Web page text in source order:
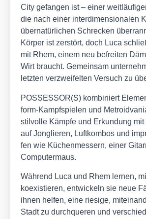
City gefan­gen ist – einer
die nach einer inter­di­men­sio­na­len
über­na­tür­li­chen Schre­cken
Kör­per ist zer­stört, doch Luca
mit Rhem, einem neu befrei­ten
Wirt braucht. Gemein­sam
letz­ten ver­zwei­fel­ten Ver­such zu
POSSESSOR(S) kom­bi­niert
form-Kampf­spie­len und
stil­vol­le Kämp­fe und Erkun­dung
auf Jon­glie­ren, Luft­kom­bos und
fen wie Küchen­mes­sern, einer
Com­pu­ter­maus.
Wäh­rend Luca und Rhem ler­nen,
koexis­tie­ren, ent­wi­ckeln sie neue
ihnen hel­fen, eine rie­si­ge,
Stadt zu durch­que­ren und